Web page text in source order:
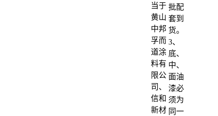
当于
黄山
中邦
孚而
道涂
料有
限公
司、
信和
新材
批配
套到
货。
3、
底、
中、
面油
漆必
须为
同一